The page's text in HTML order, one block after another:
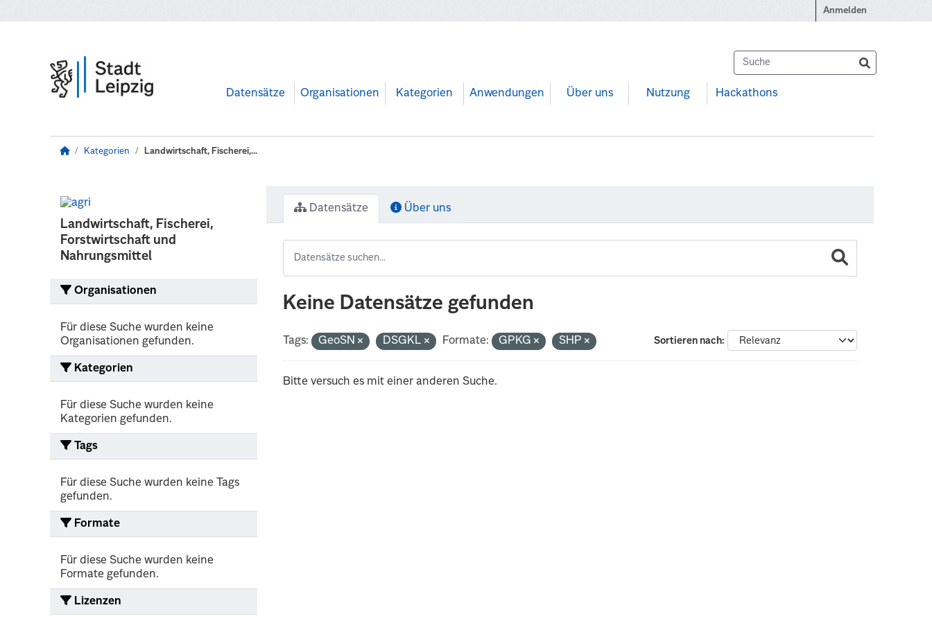
Anmelden
Datensätze Organisationen Kategorien Anwendungen Über uns Nutzung Hackathons
Kategorien Landwirtschaft, Fischerei,...
Landwirtschaft, Fischerei,
Forstwirtschaft und
Nahrungsmittel
Organisationen
Für diese Suche wurden keine
Organisationen gefunden.
Kategorien
Für diese Suche wurden keine
Kategorien gefunden.
Tags
Für diese Suche wurden keine Tags
gefunden.
Formate
Für diese Suche wurden keine
Formate gefunden.
Lizenzen
Datensätze Über uns
Keine Datensätze gefunden
Sortieren nach
Tags: GeoSN DSGKL Formate: GPKG SHP
Bitte versuch es mit einer anderen Suche.